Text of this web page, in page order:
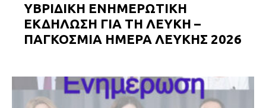
ΥΒΡΙΔΙΚΗ ΕΝΗΜΕΡΩΤΙΚΗ
ΕΚΔΗΛΩΣΗ ΓΙΑ ΤΗ ΛΕΥΚΗ –
ΠΑΓΚΟΣΜΙΑ ΗΜΕΡΑ ΛΕΥΚΗΣ 2026